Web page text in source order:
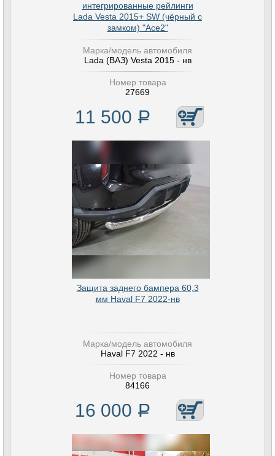
интегрированные рейлинги
Lada Vesta 2015+ SW (чёрный с
замком) "Ace2"
Марка/модель автомобиля
Lada (ВАЗ) Vesta 2015 - нв
Номер товара
27669
11 500 Р
Защита заднего бампера 60,3
мм Haval F7 2022-нв
Марка/модель автомобиля
Haval F7 2022 - нв
Номер товара
84166
16 000 Р